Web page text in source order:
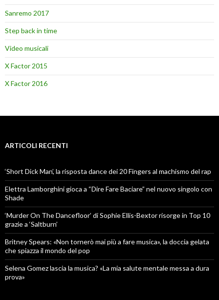
Sanremo 2017
Step back in time
Video musicali
X Factor 2015
X Factor 2016
ARTICOLI RECENTI
‘Short Dick Man’, la risposta dance dei 20 Fingers al machismo del rap
Elettra Lamborghini gioca a “Dire Fare Baciare” nel nuovo singolo con
Shade
‘Murder On The Dancefloor’ di Sophie Ellis-Bextor risorge in Top 10
grazie a ‘Saltburn’
Britney Spears: «Non tornerò mai più a fare musica», la doccia gelata
che spiazza il mondo del pop
Selena Gomez lascia la musica? «La mia salute mentale messa a dura
prova»